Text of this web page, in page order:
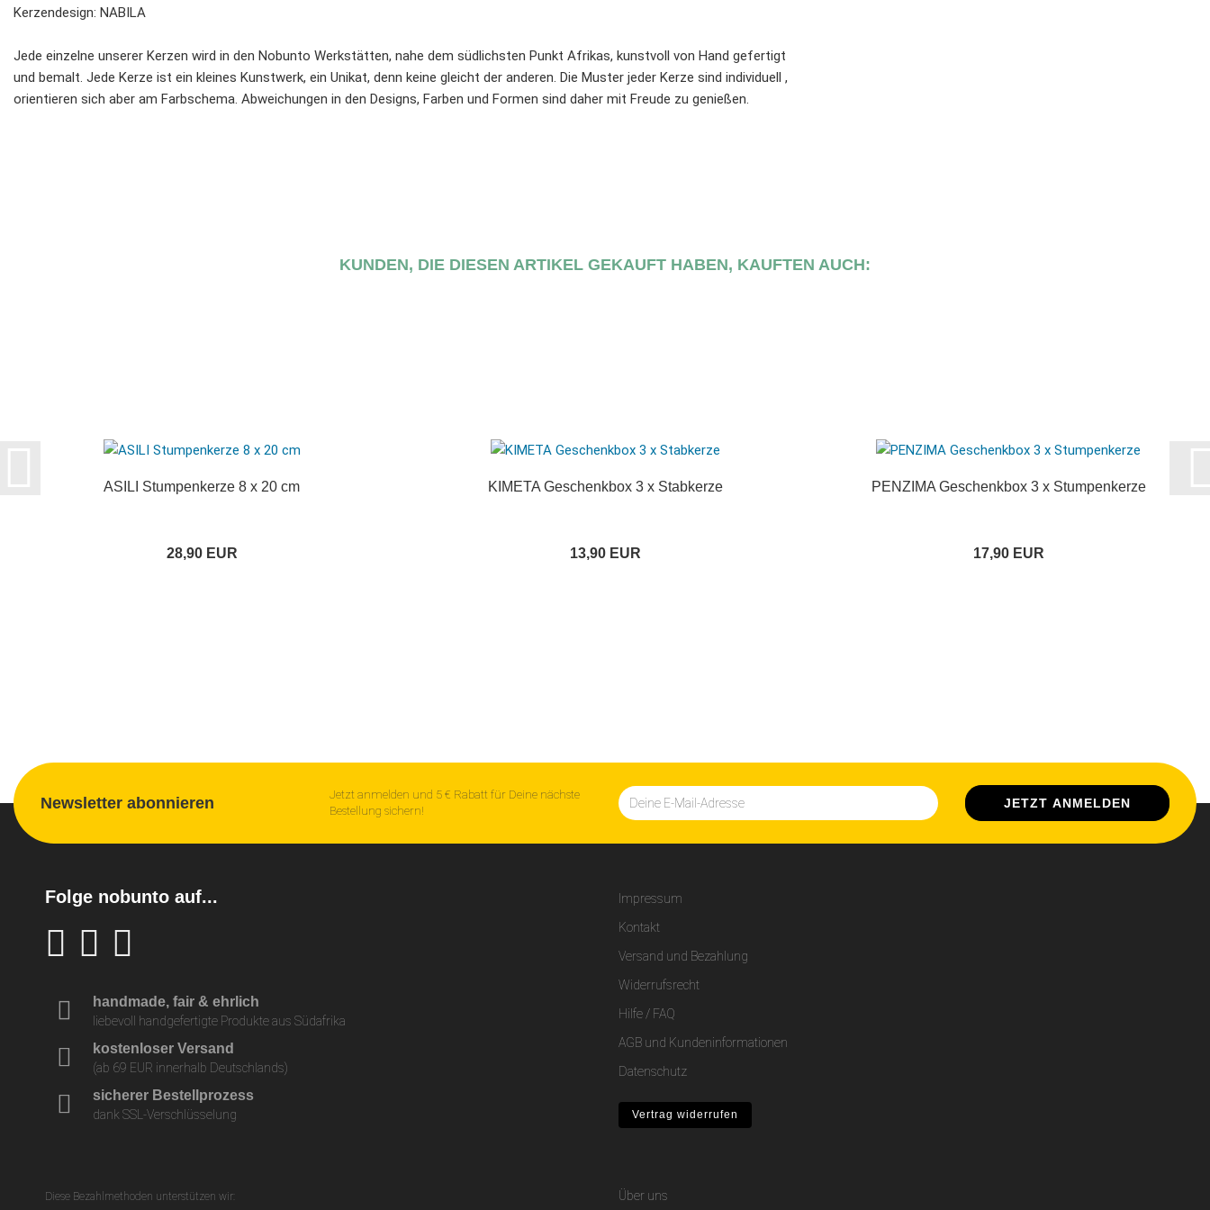
Kerzendesign: NABILA
Jede einzelne unserer Kerzen wird in den Nobunto Werkstätten, nahe dem südlichsten Punkt Afrikas, kunstvoll von Hand gefertigt
und bemalt. Jede Kerze ist ein kleines Kunstwerk, ein Unikat, denn keine gleicht der anderen. Die Muster jeder Kerze sind individuell ,
orientieren sich aber am Farbschema. Abweichungen in den Designs, Farben und Formen sind daher mit Freude zu genießen.
KUNDEN, DIE DIESEN ARTIKEL GEKAUFT HABEN, KAUFTEN AUCH:
ASILI Stumpenkerze 8 x 20 cm
28,90 EUR
KIMETA Geschenkbox 3 x Stabkerze
13,90 EUR
PENZIMA Geschenkbox 3 x Stumpenkerze
17,90 EUR
Newsletter abonnieren
Jetzt anmelden und 5 € Rabatt für Deine nächste
Bestellung sichern!
Folge nobunto auf...
handmade, fair & ehrlich
liebevoll handgefertigte Produkte aus Südafrika
kostenloser Versand
(ab 69 EUR innerhalb Deutschlands)
sicherer Bestellprozess
dank SSL-Verschlüsselung
Impressum
Kontakt
Versand und Bezahlung
Widerrufsrecht
Hilfe / FAQ
AGB und Kundeninformationen
Datenschutz
Vertrag widerrufen
Diese Bezahlmethoden unterstützen wir: Über uns